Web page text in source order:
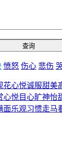
愤怒 伤心 悲伤
花心悦诚服甜美
心悦目心旷神怡
面乐观习惯走马